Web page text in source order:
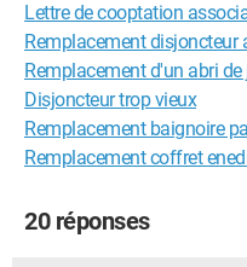
Lettre de cooptation
Remplacement disjoncteur
Remplacement d'un abri
Disjoncteur trop vieux
Remplacement baignoire
Remplacement coffret
20 réponses